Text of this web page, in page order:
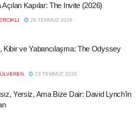
Kapılar: The Invite (2026)
26 TEMMUZ 2026
Kibir ve Yabancılaşma: The Odyssey
23 TEMMUZ 2026
Yersiz, Ama Bize Dair: David Lynch’in